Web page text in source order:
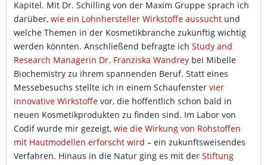
Kapitel. Mit Dr. Schilling von der Maxim Gruppe sprach ich
darüber, wie ein Lohnhersteller Wirkstoffe aussucht und
welche Themen in der Kosmetikbranche zukünftig wichtig
werden könnten. Anschließend befragte ich Study and
Research Managerin Dr. Franziska Wandrey bei Mibelle
Biochemistry zu ihrem spannenden Beruf. Statt eines
Messebesuchs stellte ich in einem Schaufenster vier
innovative Wirkstoffe vor, die hoffentlich schon bald in
neuen Kosmetikprodukten zu finden sind. Im Labor von
Codif wurde mir gezeigt, wie die Wirkung von Rohstoffen
mit Hautmodellen erforscht wird – ein zukunftsweisendes
Verfahren. Hinaus in die Natur ging es mit der Stiftung